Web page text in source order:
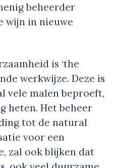
beheerder
wijn in nieuwe
is ‘the
werkwijze. Deze is
vele malen beproeft,
heten. Het beheer
tot de natural
voor een
zal ook blijken dat